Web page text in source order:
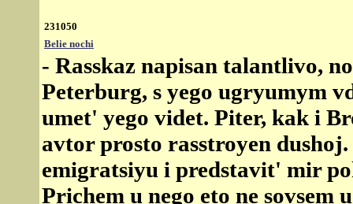
231050
Belie nochi
- Rasskaz napisan talantlivo,
Peterburg, s yego ugryumym
umet' yego videt. Piter, kak i
avtor prosto rasstroyen
emigratsiyu i predstavit' mir
Prichem u nego eto ne sovsem